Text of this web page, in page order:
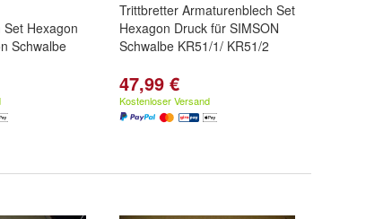
Hexagon
Schwalbe
Trittbretter Armaturenblech Set
Hexagon Druck für SIMSON
Schwalbe KR51/1/ KR51/2
47,99 €
Kostenloser Versand